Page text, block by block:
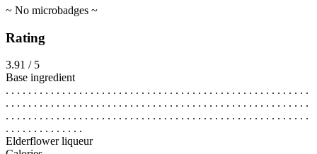
~ No microbadges ~
Rating
3.91 / 5
Base ingredient
. . . . . . . . . . . . . . . . . . . . . . . . . . . . . . . . . . . . . . . . . . . . . . . . . . . . . .
. . . . . . . . . . . . . . . . . . . . . . . . . . . . . . . . . . . . . . . . . . . . . . . . . . . . . .
. . . . . . . . . . . . . . . . . . . . . . . . . . . . . . . . . . . . . . . . . . . . . . . . . . . . . .
. . . . . . . . . . . . . .
Elderflower liqueur